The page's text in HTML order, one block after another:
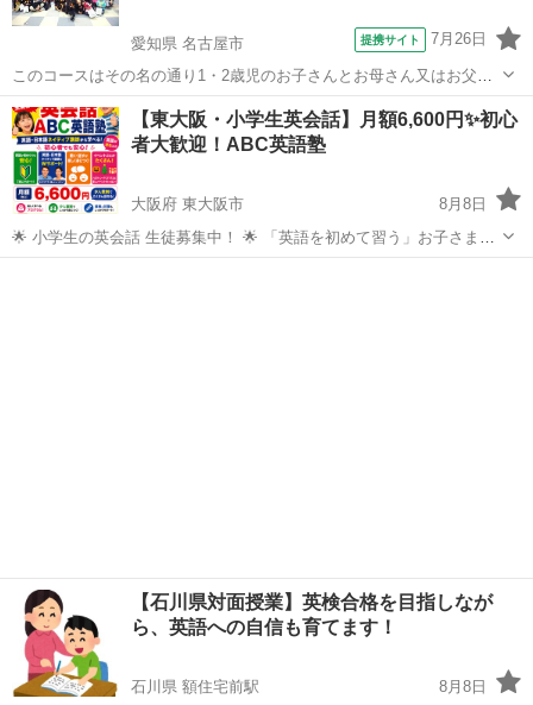
愛知県 名古屋市 提携サイト 7月26日
このコースはその名の通り1・2歳児のお子さんとお母さん又はお父さ
んの為のコースです。 特徴としては、親子で一緒に楽しく英語に親し
むのが一番の目的で、親子で一緒に工作をしたり、一緒に音楽に合わ
せて体を動かしたりなどなど色々な...
愛知 名古屋市 その他
【東大阪・小学生英会話】月額6,600円✨初心
者大歓迎！ABC英語塾
大阪府 東大阪市
8月8日
🌟 小学生の英会話 生徒募集中！ 🌟 「英語を初めて習う」お子さまも
大歓迎！ ABC英語塾では、楽しく話しながら英語を身につけるレッス
【石川県対面授業】英検合格を目指しなが
ら、英語への自信も育てます！
石川県 額住宅前駅
8月8日